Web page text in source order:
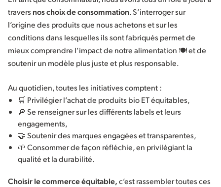
travers nos choix de consommation. S’interroger sur
l’origine des produits que nous achetons et sur les
conditions dans lesquelles ils sont fabriqués permet de
mieux comprendre l’impact de notre alimentation 🍽️ et de
soutenir un modèle plus juste et plus responsable.
Au quotidien, toutes les initiatives comptent :
🛒 Privilégier l’achat de produits bio ET équitables,
🔎 Se renseigner sur les différents labels et leurs
engagements,
🤝 Soutenir des marques engagées et transparentes,
🌱 Consommer de façon réfléchie, en privilégiant la
qualité et la durabilité.
Choisir le commerce équitable,c’est rassembler toutes ces